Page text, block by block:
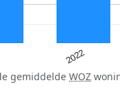
2022
gemiddelde WOZ